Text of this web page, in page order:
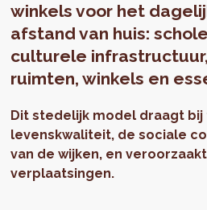
winkels voor het
afstand van huis:
culturele
ruimten, winkels en
Dit stedelijk model draagt
levenskwaliteit, de sociale
van de wijken, en
verplaatsingen.